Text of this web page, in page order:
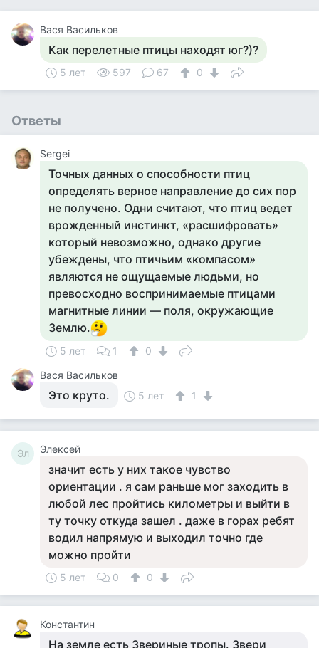
Вася Васильков
Как перелетные птицы находят юг?)?
5 лет 597 67 0
Ответы
Sergei
Точных данных о способности птиц
определять верное направление до сих пор
не получено. Одни считают, что птиц ведет
врожденный инстинкт, «расшифровать»
который невозможно, однако другие
убеждены, что птичьим «компасом»
являются не ощущаемые людьми, но
превосходно воспринимаемые птицами
магнитные линии — поля, окружающие
Землю.
5 лет 1
0
Вася Васильков
Это круто. 5 лет 1
Эл Элексей
значит есть у них такое чувство
ориентации . я сам раньше мог заходить в
любой лес пройтись километры и выйти в
ту точку откуда зашел . даже в горах ребят
водил напрямую и выходил точно где
можно пройти
5 лет 0 0
Константин
На земле есть Звериные тропы. Звери